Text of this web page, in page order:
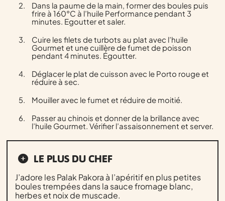
Dans la paume de la main, former des boules puis
frire à 160°C à l’huile Performance pendant 3
minutes. Egoutter et saler.
Cuire les filets de turbots au plat avec l’huile
Gourmet et une cuillère de fumet de poisson
pendant 4 minutes. Égoutter.
Déglacer le plat de cuisson avec le Porto rouge et
réduire à sec.
Mouiller avec le fumet et réduire de moitié.
Passer au chinois et donner de la brillance avec
l’huile Gourmet. Vérifier l’assaisonnement et server.
LE PLUS DU CHEF
J’adore les Palak Pakora à l’apéritif en plus petites
boules trempées dans la sauce fromage blanc,
herbes et noix de muscade.